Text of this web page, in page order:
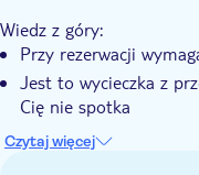
Wiedz z góry:
Przy rezerwacji
Jest to wycieczka z
Cię nie spotka
Aby dołączyć do tej
Czytaj więcej